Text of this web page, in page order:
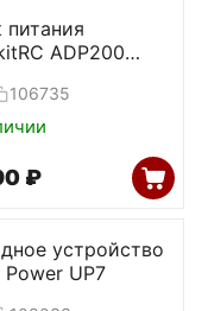
питания
ADP200
19,5V 10,3А
106735
₽
устройство
Power UP7